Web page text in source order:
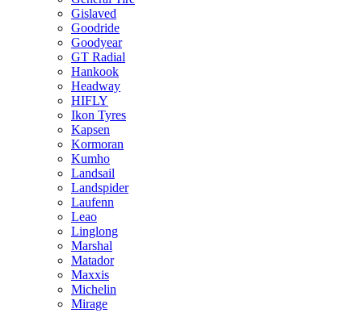
Gislaved
Goodride
Goodyear
GT Radial
Hankook
Headway
HIFLY
Ikon Tyres
Kapsen
Kormoran
Kumho
Landsail
Landspider
Laufenn
Leao
Linglong
Marshal
Matador
Maxxis
Michelin
Mirage